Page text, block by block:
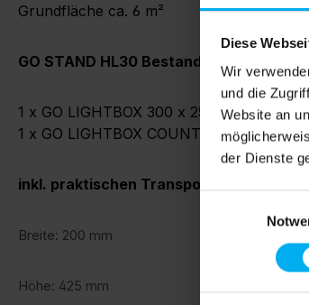
Diese
Wir
und die
Website an
der Dienste
Grundfläche ca. 6 m²
GO STAND HL30 Bestandteile:
1 x GO LIGHTBOX 300 x 250cm
1 x GO LIGHTBOX COUNTER L 100 x
inkl. praktischen Transporttaschen
Breite: 200 mm
Höhe: 425 mm